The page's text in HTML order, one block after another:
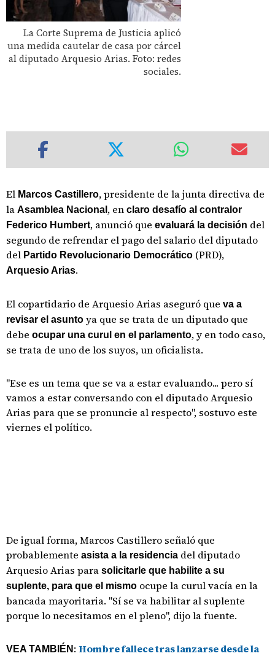
La Corte Suprema de Justicia aplicó
una medida cautelar de casa por cárcel
al diputado Arquesio Arias. Foto: redes
sociales.
El Marcos Castillero, presidente de la junta directiva de
la Asamblea Nacional , en claro desafío al contralor
Federico Humbert, anunció que evaluará la decisión del
segundo de refrendar el pago del salario del diputado
del Partido Revolucionario Democrático (PRD),
Arquesio Arias.
El copartidario de Arquesio Arias aseguró que va a
revisar el asunto ya que se trata de un diputado que
debe ocupar una curul en el parlamento, y en todo caso,
se trata de uno de los suyos, un oficialista.
"Ese es un tema que se va a estar evaluando... pero sí
vamos a estar conversando con el diputado Arquesio
Arias para que se pronuncie al respecto", sostuvo este
viernes el político.
De igual forma, Marcos Castillero señaló que
probablemente asista a la residencia del diputado
Arquesio Arias para solicitarle que habilite a su
suplente, para que el mismo ocupe la curul vacía en la
bancada mayoritaria. "Sí se va habilitar al suplente
porque lo necesitamos en el pleno", dijo la fuente.
VEA TAMBIÉN : Hombre fallece tras lanzarse desde la